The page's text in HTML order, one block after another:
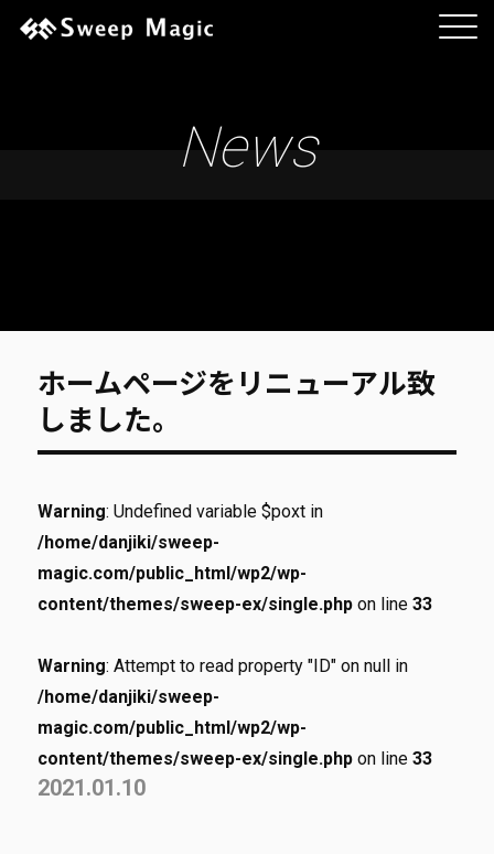
News
ホームページをリニューアル致
しました。
Warning: Undefined variable $poxt in
/home/danjiki/sweep-
magic.com/public_html/wp2/wp-
content/themes/sweep-ex/single.phpon line 33
Warning: Attempt to read property "ID" on null in
/home/danjiki/sweep-
magic.com/public_html/wp2/wp-
content/themes/sweep-ex/single.phpon line 33
2021.01.10